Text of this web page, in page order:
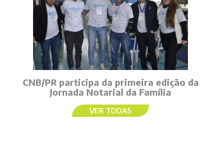
CNB/PR participa da primeira edição da
Jornada Notarial da Família
VER TODAS